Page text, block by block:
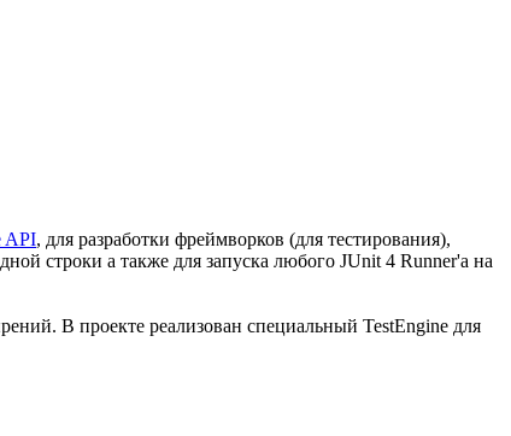
API, для разработки фреймворков (для тестирования),
строки а также для запуска любого JUnit 4 Runner'а на
В проекте реализован специальный TestEngine для